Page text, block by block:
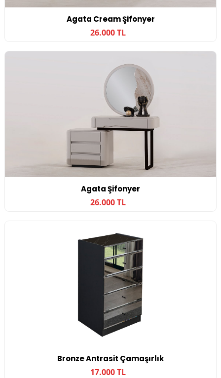
Agata Cream Şifonyer
26.000 TL
Agata Şifonyer
26.000 TL
Bronze Antrasit Çamaşırlık
17.000 TL